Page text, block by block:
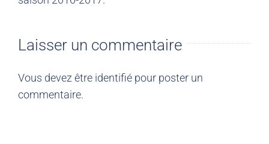
Laisser un commentaire
Vous devez être identifié pour poster un
commentaire.